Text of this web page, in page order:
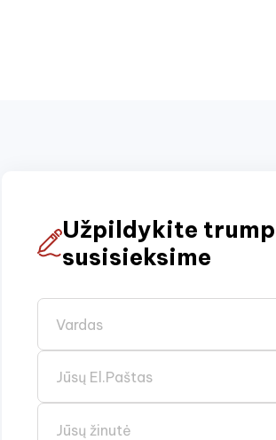
Užpildykite
susisieksime